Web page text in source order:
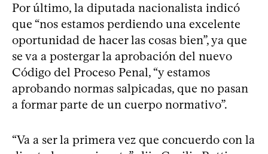
Por último, la diputada nacionalista indicó
que “nos estamos perdiendo una excelente
oportunidad de hacer las cosas bien”, ya que
se va a postergar la aprobación del nuevo
Código del Proceso Penal, “y estamos
aprobando normas salpicadas, que no pasan
a formar parte de un cuerpo normativo”.
“Va a ser la primera vez que concuerdo con la